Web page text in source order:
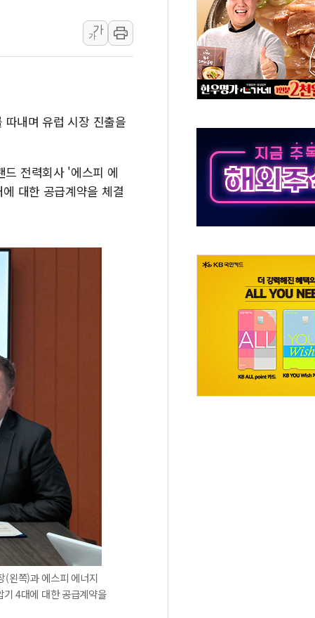
연일 폭염에 온열질환 사망 23명…정부, 비상대응기구 가동
中 전방위 아파트 부양, 수도 베이징도 부동산 규제 철폐
인제 용대리 계곡서 수위 상승으로 피서객 7명 고립…전원 구조
동해시, 11~14일 '별똥별 멍' 운영…페르세우스 유성우 관측
강원 중·남부 동해안 시간당 50mm 이상 폭우…호우경보 발효
청양 밭에서 일하던 90대 숨져…온열질환 여부 조사
가
가
내며 유럽 시장 진출을
드 전력회사 '에스피 에
대한 공급계약을 체결
(왼쪽)과 에스피 에너지
4대에 대한 공급계약을